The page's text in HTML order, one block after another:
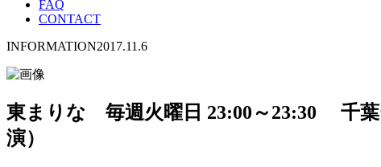
FAQ
CONTACT
INFORMATION2017.11.6
東まりな 毎週火曜日 23:00～23:30 千葉
演）